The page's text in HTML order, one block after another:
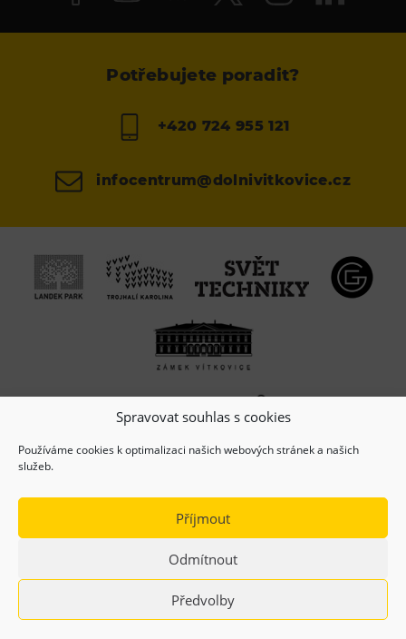
Spravovat souhlas s cookies
Používáme cookies k optimalizaci našich webových stránek a našich
služeb.
Příjmout
Odmítnout
Předvolby
Potřebujete poradit?
+420 724 955 121
infocentrum@dolnivitkovice.cz
(c) Copyright 2026, Dolní oblast VÍTKOVICE, z.s.